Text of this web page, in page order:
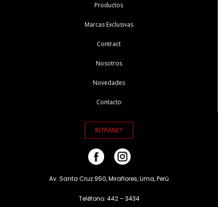
Productos
Marcas Exclusivas
Contract
Nosotros
Novedades
Contacto
INTRANET
Av. Santa Cruz 950, Miraflores, Lima, Perú
Teléfono: 442 – 3434